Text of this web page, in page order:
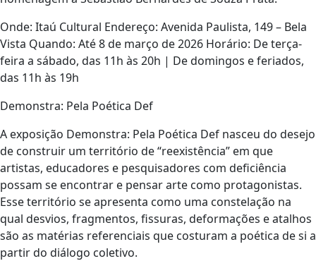
Onde: Itaú Cultural Endereço: Avenida Paulista, 149 – Bela
Vista Quando: Até 8 de março de 2026 Horário: De terça-
feira a sábado, das 11h às 20h | De domingos e feriados,
das 11h às 19h
Demonstra: Pela Poética Def
A exposição Demonstra: Pela Poética Def nasceu do desejo
de construir um território de “reexistência” em que
artistas, educadores e pesquisadores com deficiência
possam se encontrar e pensar arte como protagonistas.
Esse território se apresenta como uma constelação na
qual desvios, fragmentos, fissuras, deformações e atalhos
são as matérias referenciais que costuram a poética de si a
partir do diálogo coletivo.